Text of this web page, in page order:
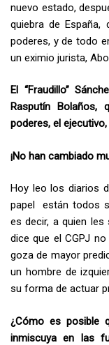
nuevo estado,
quiebra de España,
poderes, y de todo
un eximio jurista,
El “Fraudillo”
Rasputín
poderes, el
¡No han cambiado
Hoy leo los diarios
papel están todos
es decir, a quien les
dice que el CGPJ
goza de mayor
un hombre de
su forma de actuar
¿Cómo es posible
inmiscuya en las